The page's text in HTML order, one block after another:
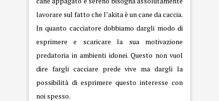
lavorare sul fatto che l’akita è un cane da caccia.
In quanto cacciatore dobbiamo dargli modo di
esprimere e scaricare la sua motivazione
predatoria in ambienti idonei. Questo non vuol
dire fargli cacciare prede vive ma dargli la
possibilità di esprimere questo interesse con
noi spesso.